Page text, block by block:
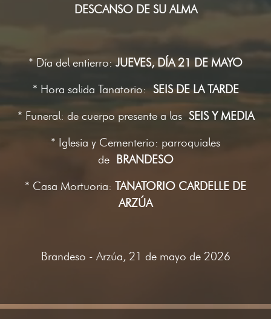
DESCANSO DE SU ALMA
* Día del entierro:JUEVES, DÍA 21 DE MAYO
* Hora salida Tanatorio:SEIS DE LA TARDE
* Funeral: de cuerpo presente a lasSEIS Y MEDIA
* Iglesia y Cementerio: parroquiales
deBRANDESO
* Casa Mortuoria: TANATORIO CARDELLE DE
ARZÚA
Brandeso - Arzúa, 21 de mayo de 2026